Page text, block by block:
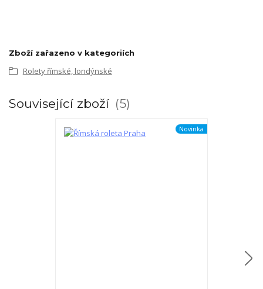
Zboží zařazeno v kategoriích
Rolety římské, londýnské
Související zboží 5
Novinka